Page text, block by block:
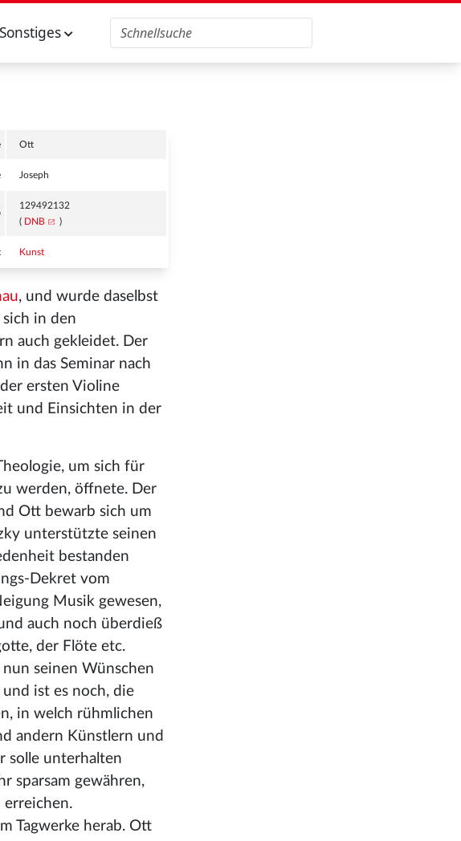
Sonstiges
Ott
Joseph
129492132
( DNB )
Kunst
, und wurde daselbst
in den
auch gekleidet. Der
in das Seminar nach
ersten Violine
und Einsichten in der
um sich für
werden, öffnete. Der
Ott bewarb sich um
unterstützte seinen
bestanden
Dekret vom
Musik gewesen,
auch noch überdieß
der Flöte etc.
seinen Wünschen
ist es noch, die
in welch rühmlichen
andern Künstlern und
solle unterhalten
sparsam gewähren,
erreichen.
Tagwerke herab. Ott